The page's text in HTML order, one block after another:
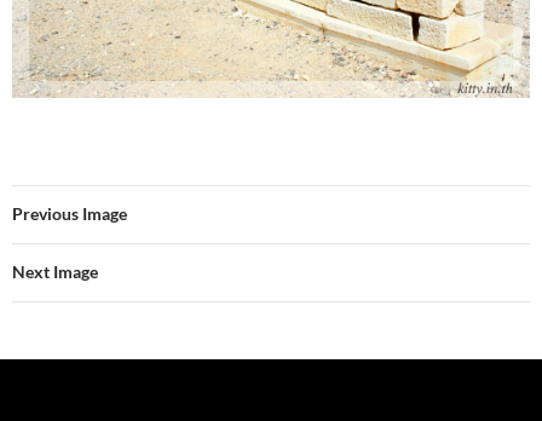
Previous Image
Next Image